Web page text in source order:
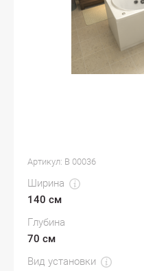
Артикул: В 00036
Ширина
140 см
Глубина
70 см
Вид установки